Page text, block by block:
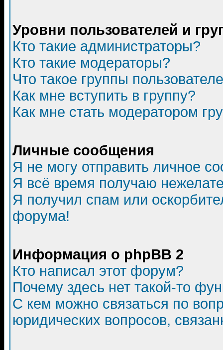
Уровни пользователей и
Кто такие администраторы?
Кто такие модераторы?
Что такое группы
Как мне вступить в группу?
Как мне стать модератором
Личные сообщения
Я не могу отправить личное
Я всё время получаю
Я получил спам или
форума!
Информация о phpBB 2
Кто написал этот форум?
Почему здесь нет такой-то
С кем можно связаться по
юридических вопросов,